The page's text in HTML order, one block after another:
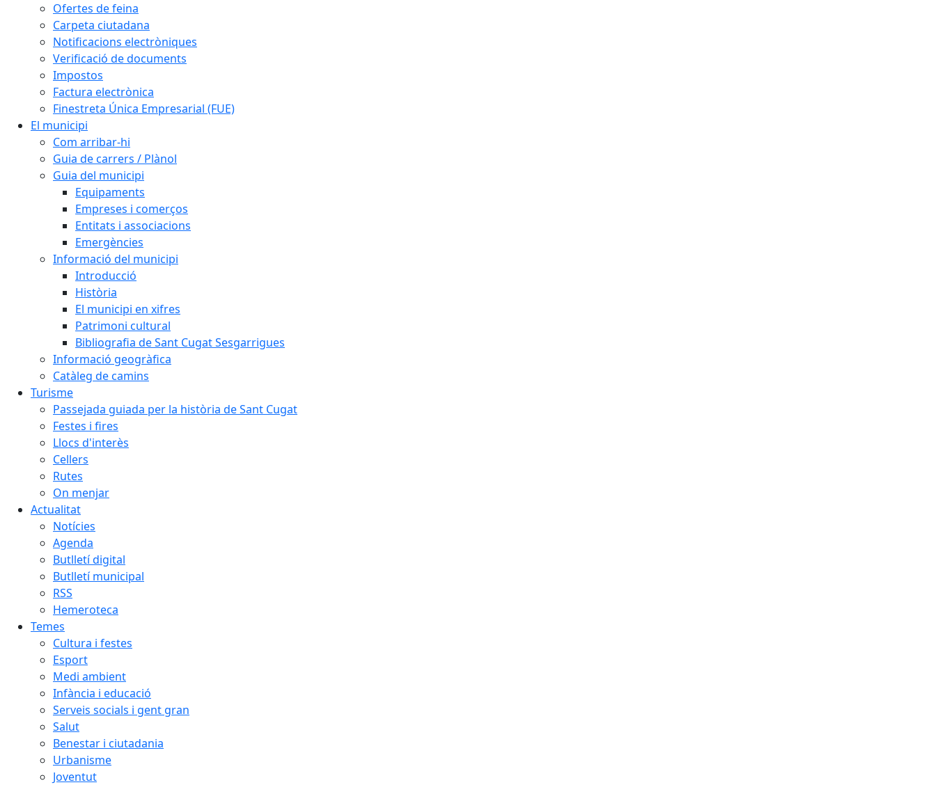
Ofertes de feina
Carpeta ciutadana
Notificacions electròniques
Verificació de documents
Impostos
Factura electrònica
Finestreta Única Empresarial (FUE)
El municipi
Com arribar-hi
Guia de carrers / Plànol
Guia del municipi
Equipaments
Empreses i comerços
Entitats i associacions
Emergències
Informació del municipi
Introducció
Història
El municipi en xifres
Patrimoni cultural
Bibliografia de Sant Cugat Sesgarrigues
Informació geogràfica
Catàleg de camins
Turisme
Passejada guiada per la història de Sant Cugat
Festes i fires
Llocs d'interès
Cellers
Rutes
On menjar
Actualitat
Notícies
Agenda
Butlletí digital
Butlletí municipal
RSS
Hemeroteca
Temes
Cultura i festes
Esport
Medi ambient
Infància i educació
Serveis socials i gent gran
Salut
Benestar i ciutadania
Urbanisme
Joventut